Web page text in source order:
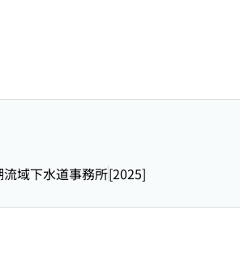
域下水道事務所[2025]